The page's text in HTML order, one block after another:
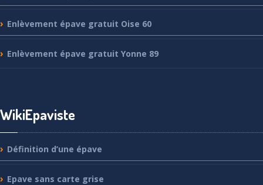
Enlèvement épave gratuit Oise 60
Enlèvement épave gratuit Yonne 89
WikiEpaviste
Définition d’une épave
Epave sans carte grise